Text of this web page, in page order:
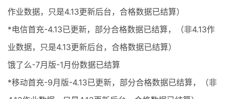
作业数据，只是4.13更新后台，合格数据已结算）
*电信首充-4.13已更新，部分合格数据已结算，（非4.13作
业数据，只是4.13更新后台，合格数据已结算）
饿了么-7月版-1月份数据已结算
*移动首充-9月版-4.13已更新，部分合格数据已结算，（非